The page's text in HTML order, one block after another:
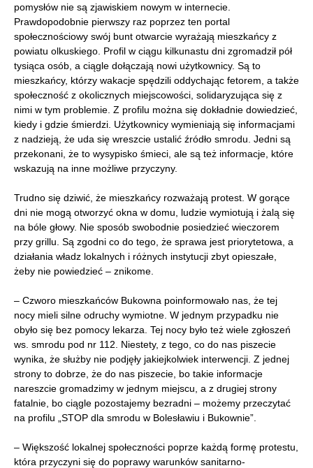
pomysłów nie są zjawiskiem nowym w internecie.
Prawdopodobnie pierwszy raz poprzez ten portal
społecznościowy swój bunt otwarcie wyrażają mieszkańcy z
powiatu olkuskiego. Profil w ciągu kilkunastu dni zgromadził pół
tysiąca osób, a ciągle dołączają nowi użytkownicy. Są to
mieszkańcy, którzy wakacje spędzili oddychając fetorem, a także
społeczność z okolicznych miejscowości, solidaryzująca się z
nimi w tym problemie. Z profilu można się dokładnie dowiedzieć,
kiedy i gdzie śmierdzi. Użytkownicy wymieniają się informacjami
z nadzieją, że uda się wreszcie ustalić źródło smrodu. Jedni są
przekonani, że to wysypisko śmieci, ale są też informacje, które
wskazują na inne możliwe przyczyny.
Trudno się dziwić, że mieszkańcy rozważają protest. W gorące
dni nie mogą otworzyć okna w domu, ludzie wymiotują i żalą się
na bóle głowy. Nie sposób swobodnie posiedzieć wieczorem
przy grillu. Są zgodni co do tego, że sprawa jest priorytetowa, a
działania władz lokalnych i różnych instytucji zbyt opieszałe,
żeby nie powiedzieć – znikome.
– Czworo mieszkańców Bukowna poinformowało nas, że tej
nocy mieli silne odruchy wymiotne. W jednym przypadku nie
obyło się bez pomocy lekarza. Tej nocy było też wiele zgłoszeń
ws. smrodu pod nr 112. Niestety, z tego, co do nas piszecie
wynika, że służby nie podjęły jakiejkolwiek interwencji. Z jednej
strony to dobrze, że do nas piszecie, bo takie informacje
nareszcie gromadzimy w jednym miejscu, a z drugiej strony
fatalnie, bo ciągle pozostajemy bezradni – możemy przeczytać
na profilu „STOP dla smrodu w Bolesławiu i Bukownie”.
– Większość lokalnej społeczności poprze każdą formę protestu,
która przyczyni się do poprawy warunków sanitarno-